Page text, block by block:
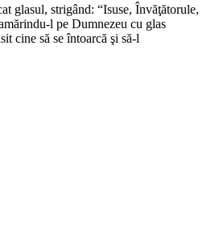
glasul, strigând: “Isuse, Învăţătorule,
l pe Dumnezeu cu glas
cine să se întoarcă şi să-l